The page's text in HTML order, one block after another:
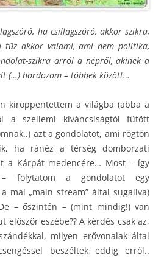
ha csillagszóró, akkor szikra,
tűz akkor valami, ami nem politika,
szikra arról a népről, akinek a
(…) hordozom – többek között…
kiröppentettem a világba (abba a
a szellemi kíváncsiságtól fűtött
azt a gondolatot, ami rögtön
ha ránéz a térség domborzati
a Kárpát medencére… Most – így
– folytatom a gondolatot egy
mai „main stream” által sugallva)
– őszintén – (mint mindig!) van
először eszébe?? A kérdés csak az,
milyen erővonalak által
beszéltek eddig erről..